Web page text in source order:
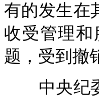
有的发生在
收受管理
题，受到撤
中央纪委